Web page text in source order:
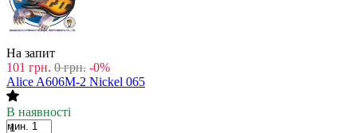
На запит
101 грн. 0 грн. -0%
Alice A606M-2 Nickel 065
В наявності
мин. 1